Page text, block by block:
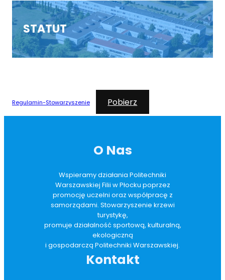
STATUT
Regulamin-Stowarzyszenie Pobierz
O Nas
Wspieramy działania Politechniki
Warszawskiej Filii w Płocku poprzez
promocję uczelni oraz współpracę z
samorządami. Stowarzyszenie krzewi
turystykę,
promuje działalność sportową, kulturalną,
ekologiczną
i gospodarczą Politechniki Warszawskiej.
Kontakt